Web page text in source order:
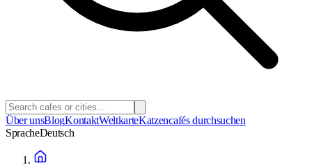
Über unsBlogKontaktWeltkarteKatzencafés durchsuchen
SpracheDeutsch